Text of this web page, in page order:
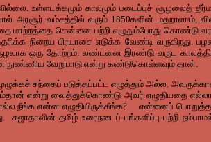
உள்ளடக்கமும் காலமும் படைப்புச் சூழலைத்
வம்சத்தில் வரும் 1850களின் மதறாஸும்,
மாற்றத்தை சென்னை பற்றி எழுதும்போது
நிறைய பிரயாசை எடுக்க வேண்டி வருகிறது.
ஒரு தோற்றம். லண்டனை இரண்டு வருட
நுண்ணிய வேறுபாடு என்று கண்டுகொள்ளவும் தான்.
சந்தைப் படுத்தப்பட்ட எழுத்தும் அல்ல.
என்று வைத்துக்கொண்டு அவர் எழுதியதை எல்லாம்
நீங்க என்ன எழுதியிருக்கீங்க? என்னைப்
சுஜாதாவின் தமிழ் உரைநடைப் பங்களிப்பு பற்றி